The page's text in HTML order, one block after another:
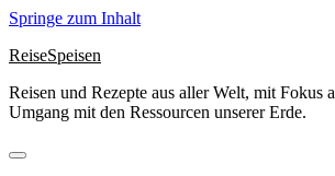
Springe zum Inhalt
ReiseSpeisen
Reisen und Rezepte aus aller Welt, mit Fokus
Umgang mit den Ressourcen unserer Erde.